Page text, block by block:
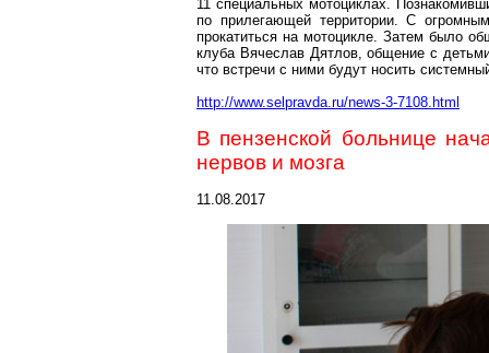
11 специальных мотоциклах.
по прилегающей территории. С
прокатиться на мотоцикле. Затем было
клуба Вячеслав Дятлов, общение с
что встречи с ними будут носить
http://www.selpravda.ru/news-3-7108.html
В пензенской больнице
нервов и мозга
11.08.2017